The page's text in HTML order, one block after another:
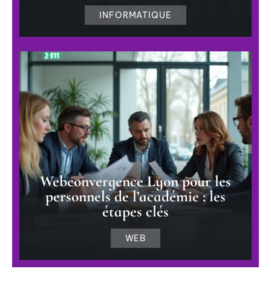
INFORMATIQUE
Webconvergence Lyon pour les
personnels de l’académie : les
étapes clés
WEB